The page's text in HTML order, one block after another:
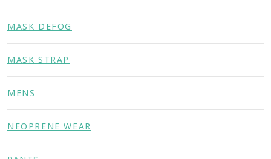
MASK DEFOG
MASK STRAP
MENS
NEOPRENE WEAR